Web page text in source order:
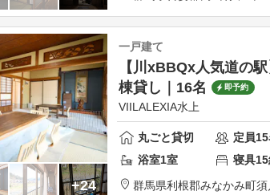
+24
一戸建て
【川xBBQx人気道の
棟貸し｜16名
即予約
VIILALEXIA水上
丸ごと貸切 定員15
浴室1室 寝具15
群馬県利根郡みなかみ町